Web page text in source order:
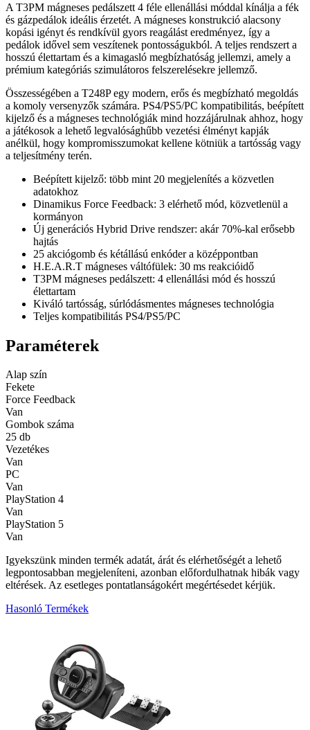
A T3PM mágneses pedálszett 4 féle ellenállási móddal kínálja a fék
és gázpedálok ideális érzetét. A mágneses konstrukció alacsony
kopási igényt és rendkívül gyors reagálást eredményez, így a
pedálok idővel sem veszítenek pontosságukból. A teljes rendszert a
hosszú élettartam és a kimagasló megbízhatóság jellemzi, amely a
prémium kategóriás szimulátoros felszerelésekre jellemző.
Összességében a T248P egy modern, erős és megbízható megoldás
a komoly versenyzők számára. PS4/PS5/PC kompatibilitás, beépített
kijelző és a mágneses technológiák mind hozzájárulnak ahhoz, hogy
a játékosok a lehető legvalósághűbb vezetési élményt kapják
anélkül, hogy kompromisszumokat kellene kötniük a tartósság vagy
a teljesítmény terén.
Beépített kijelző: több mint 20 megjelenítés a közvetlen
adatokhoz
Dinamikus Force Feedback: 3 elérhető mód, közvetlenül a
kormányon
Új generációs Hybrid Drive rendszer: akár 70%-kal erősebb
hajtás
25 akciógomb és kétállású enkóder a középpontban
H.E.A.R.T mágneses váltófülek: 30 ms reakcióidő
T3PM mágneses pedálszett: 4 ellenállási mód és hosszú
élettartam
Kiváló tartósság, súrlódásmentes mágneses technológia
Teljes kompatibilitás PS4/PS5/PC
Paraméterek
Alap szín
Fekete
Force Feedback
Van
Gombok száma
25 db
Vezetékes
Van
PC
Van
PlayStation 4
Van
PlayStation 5
Van
Igyekszünk minden termék adatát, árát és elérhetőségét a lehető
legpontosabban megjeleníteni, azonban előfordulhatnak hibák vagy
eltérések. Az esetleges pontatlanságokért megértésedet kérjük.
Hasonló Termékek